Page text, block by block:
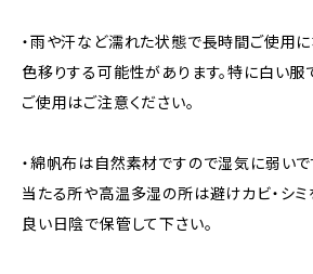
・雨や汗など濡れた状態で長時間ご使用に
色移りする可能性があります。特に白い
ご使用はご注意ください。
・綿帆布は自然素材ですので湿気に弱い
当たる所や高温多湿の所は避けカビ・シミ
良い日陰で保管して下さい。